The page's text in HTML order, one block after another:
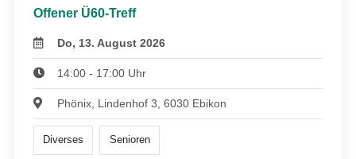
Offener Ü60-Treff
Do, 13. August 2026
14:00 - 17:00 Uhr
Phönix, Lindenhof 3, 6030 Ebikon
Diverses Senioren